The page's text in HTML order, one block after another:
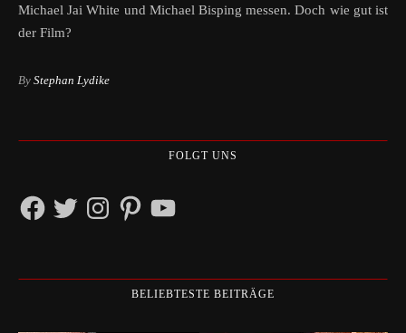
Michael Jai White und Michael Bisping messen. Doch wie gut ist
der Film?
By Stephan Lydike
FOLGT UNS
FacebookTwitterInstagramPinterestYouTube
BELIEBTESTE BEITRÄGE